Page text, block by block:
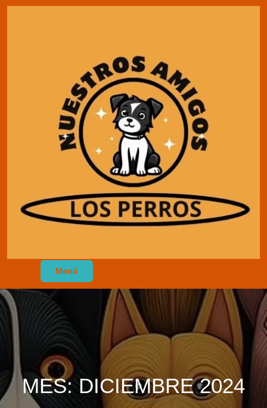
Menú
MES: DICIEMBRE 2024